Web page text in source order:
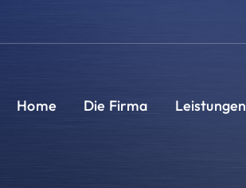
Home Die Firma Leistungen